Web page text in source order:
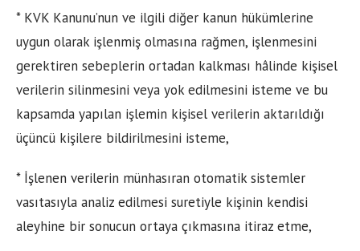
* KVK Kanunu’nun ve ilgili diğer kanun hükümlerine
uygun olarak işlenmiş olmasına rağmen, işlenmesini
gerektiren sebeplerin ortadan kalkması hâlinde kişisel
verilerin silinmesini veya yok edilmesini isteme ve bu
kapsamda yapılan işlemin kişisel verilerin aktarıldığı
üçüncü kişilere bildirilmesini isteme,
* İşlenen verilerin münhasıran otomatik sistemler
vasıtasıyla analiz edilmesi suretiyle kişinin kendisi
aleyhine bir sonucun ortaya çıkmasına itiraz etme,